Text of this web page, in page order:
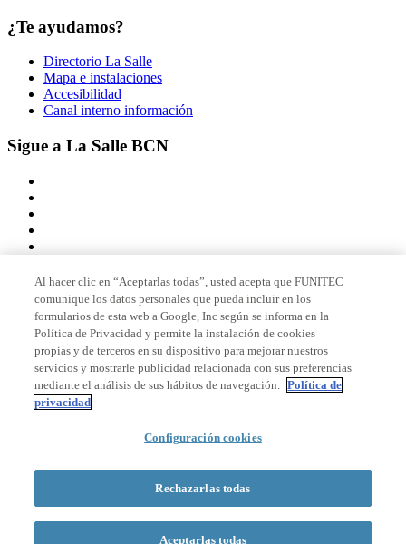
¿Te ayudamos?
Directorio La Salle
Mapa e instalaciones
Accesibilidad
Canal interno información
Sigue a La Salle BCN
Miembro de
Acreditaciones
© 2026 La Salle Campus Barcelona - URL |
Formulario de búsqueda
Al hacer clic en “Aceptarlas todas”, usted acepta que FUNITEC
comunique los datos personales que pueda incluir en los
formularios de esta web a Google, Inc según se informa en la
Política de Privacidad y permite la instalación de cookies
propias y de terceros en su dispositivo para mejorar nuestros
servicios y mostrarle publicidad relacionada con sus preferencias
mediante el análisis de sus hábitos de navegación. Política de
privacidad
Configuración cookies
Rechazarlas todas
Aceptarlas todas